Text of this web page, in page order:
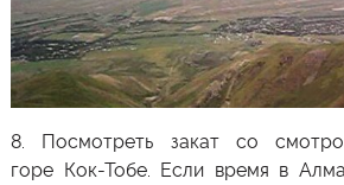
8. Посмотреть закатсо
горе Кок-Тобе. Если время в